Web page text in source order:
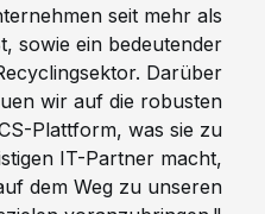
seit mehr als
sowie ein bedeutender
Darüber
wir auf die robusten
Plattform, was sie zu
IT-Partner macht,
dem Weg zu unseren